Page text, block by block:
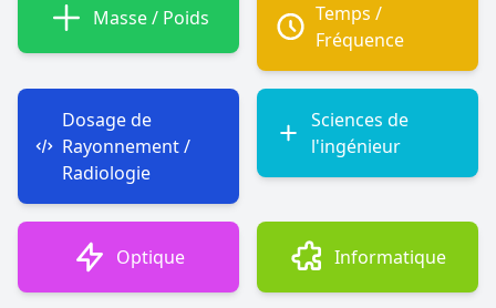
Masse / Poids
Temps /
Fréquence
Dosage de
Rayonnement /
Radiologie
Sciences de
l'ingénieur
Optique Informatique